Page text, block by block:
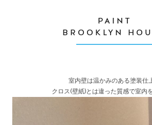
PAINT
BROOKLYN
室内壁は温かみのある塗装仕
クロス(壁紙)とは違った質感で室内